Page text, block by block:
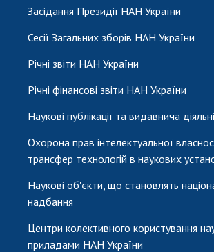
Засідання Президії НАН України
Сесії Загальних зборів НАН України
Річні звіти НАН України
Річні фінансові звіти НАН України
Наукові публікації та видавнича
Охорона прав інтелектуальної
трансфер технологій в наукових
Наукові об'єкти, що становлять
надбання
Центри колективного користування
приладами НАН України